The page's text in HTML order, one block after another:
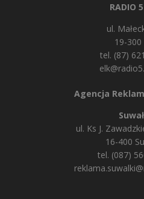
RADIO
ul.
19-300
tel. (87)
Agencja
ul. Ks J.
16-400
tel. (087)